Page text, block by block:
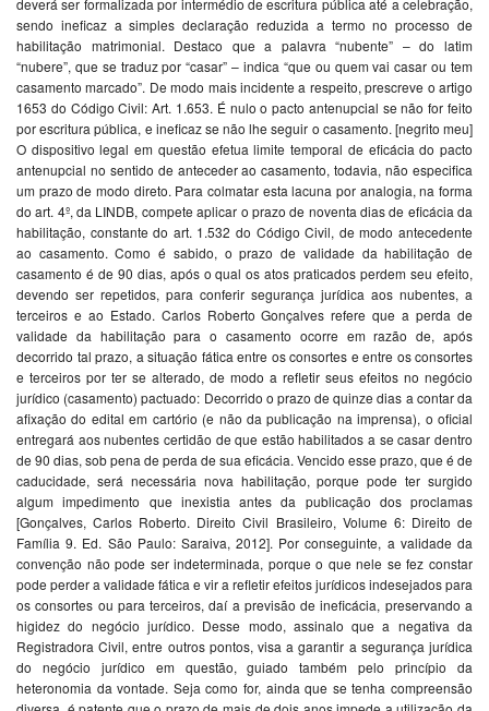
deverá ser formalizada por intermédio de escritura pública até a celebração,
sendo ineficaz a simples declaração reduzida a termo no processo de
habilitação matrimonial. Destaco que a palavra “nubente” – do latim
“nubere”, que se traduz por “casar” – indica “que ou quem vai casar ou tem
casamento marcado”. De modo mais incidente a respeito, prescreve o artigo
1653 do Código Civil: Art. 1.653. É nulo o pacto antenupcial se não for feito
por escritura pública, e ineficaz se não lhe seguir o casamento. [negrito meu]
O dispositivo legal em questão efetua limite temporal de eficácia do pacto
antenupcial no sentido de anteceder ao casamento, todavia, não especifica
um prazo de modo direto. Para colmatar esta lacuna por analogia, na forma
do art. 4º, da LINDB, compete aplicar o prazo de noventa dias de eficácia da
habilitação, constante do art. 1.532 do Código Civil, de modo antecedente
ao casamento. Como é sabido, o prazo de validade da habilitação de
casamento é de 90 dias, após o qual os atos praticados perdem seu efeito,
devendo ser repetidos, para conferir segurança jurídica aos nubentes, a
terceiros e ao Estado. Carlos Roberto Gonçalves refere que a perda de
validade da habilitação para o casamento ocorre em razão de, após
decorrido tal prazo, a situação fática entre os consortes e entre os consortes
e terceiros por ter se alterado, de modo a refletir seus efeitos no negócio
jurídico (casamento) pactuado: Decorrido o prazo de quinze dias a contar da
afixação do edital em cartório (e não da publicação na imprensa), o oficial
entregará aos nubentes certidão de que estão habilitados a se casar dentro
de 90 dias, sob pena de perda de sua eficácia. Vencido esse prazo, que é de
caducidade, será necessária nova habilitação, porque pode ter surgido
algum impedimento que inexistia antes da publicação dos proclamas
[Gonçalves, Carlos Roberto. Direito Civil Brasileiro, Volume 6: Direito de
Família 9. Ed. São Paulo: Saraiva, 2012]. Por conseguinte, a validade da
convenção não pode ser indeterminada, porque o que nele se fez constar
pode perder a validade fática e vir a refletir efeitos jurídicos indesejados para
os consortes ou para terceiros, daí a previsão de ineficácia, preservando a
higidez do negócio jurídico. Desse modo, assinalo que a negativa da
Registradora Civil, entre outros pontos, visa a garantir a segurança jurídica
do negócio jurídico em questão, guiado também pelo princípio da
heteronomia da vontade. Seja como for, ainda que se tenha compreensão